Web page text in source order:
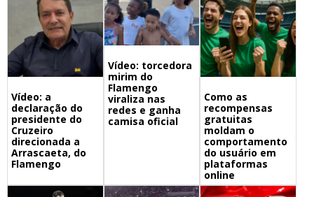
Vídeo: a
declaração do
presidente do
Cruzeiro
direcionada a
Arrascaeta, do
Flamengo
Vídeo: torcedora
mirim do
Flamengo
viraliza nas
redes e ganha
camisa oficial
Como as
recompensas
gratuitas
moldam o
comportamento
do usuário em
plataformas
online